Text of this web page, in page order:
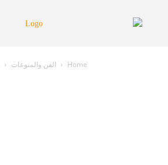
Home الفن والمنوعات